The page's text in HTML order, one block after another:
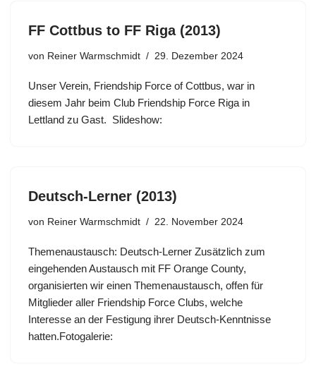
FF Cottbus to FF Riga (2013)
von Reiner Warmschmidt 29. Dezember 2024
Unser Verein, Friendship Force of Cottbus, war in
diesem Jahr beim Club Friendship Force Riga in
Lettland zu Gast. Slideshow:
Deutsch-Lerner (2013)
von Reiner Warmschmidt 22. November 2024
Themenaustausch: Deutsch-Lerner Zusätzlich zum
eingehenden Austausch mit FF Orange County,
organisierten wir einen Themenaustausch, offen für
Mitglieder aller Friendship Force Clubs, welche
Interesse an der Festigung ihrer Deutsch-Kenntnisse
hatten.Fotogalerie: